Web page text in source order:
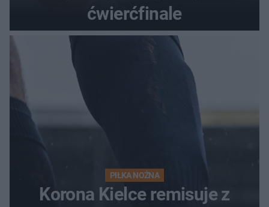
ćwierćfinale
PIŁKA NOŻNA
Korona Kielce remisuje z